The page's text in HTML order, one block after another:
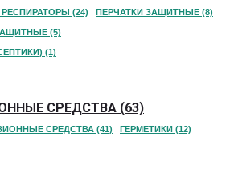
(24) ПЕРЧАТКИ ЗАЩИТНЫЕ (8)
(5)
(1)
СРЕДСТВА (63)
СРЕДСТВА (41) ГЕРМЕТИКИ (12)